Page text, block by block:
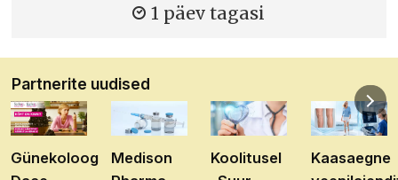
1 päev tagasi
Partnerite uudised
Günekoloog
Medison
Koolitusel
Kaasaegne